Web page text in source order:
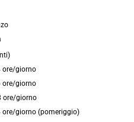
ore/giorno
ore/giorno
ore/giorno
ore/giorno (pomeriggio)